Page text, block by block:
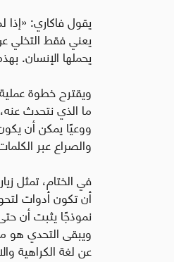
يقول فاكاري:
يعني فقط التخلي
يحملها الإنسان.
ويقترح خطوة
ما الذي نتحدث
ووعيًا يمكن أن
والصراع عبر
في الختام، تمثل
أن تكون أدوات
نموذجًا يثبت أن
ويبقى التحدي هو
عن لغة الكراهية